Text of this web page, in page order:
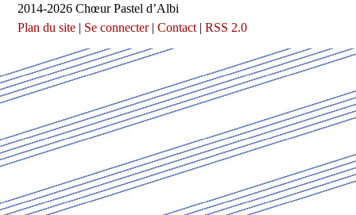
2014-2026 Chœur Pastel d’Albi
Plan du site | Se connecter|Contact |RSS 2.0